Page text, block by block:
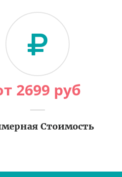
2699 руб
Стоимость